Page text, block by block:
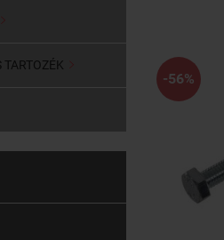
TARTOZÉK
-56%